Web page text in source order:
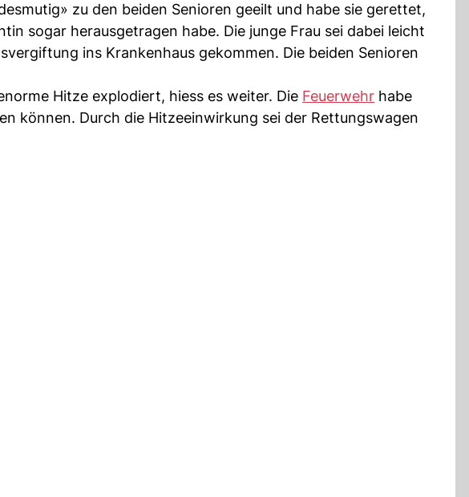
zu den beiden Senioren geeilt und habe sie gerettet,
sogar herausgetragen habe. Die junge Frau sei dabei leicht
ins Krankenhaus gekommen. Die beiden Senioren
Hitze explodiert, hiess es weiter. Die Feuerwehr habe
können. Durch die Hitzeeinwirkung sei der Rettungswagen